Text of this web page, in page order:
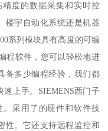
度的数据采集和实时控
楼宇自动化系统还是机器
系列模块具有高度的可编
程软件，您可以轻松地进
备多少编程经验，我们都
上手。SIEMENS西门子
。采用了的硬件和软件技
性。它还支持远程监控和